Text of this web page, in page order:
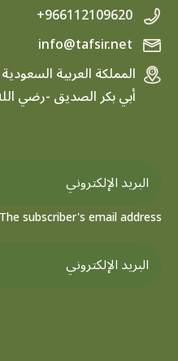
+966112109620
info@tafsir.net
المملكة العربية
أبي بكر الصديق -رضي
The subscriber's email address.